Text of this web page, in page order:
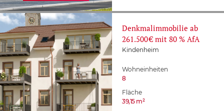
Denkmalimmobilie ab
261.500 € mit 80 % AfA
Kindenheim
Wohneinheiten
8
Fläche
39,15 m²